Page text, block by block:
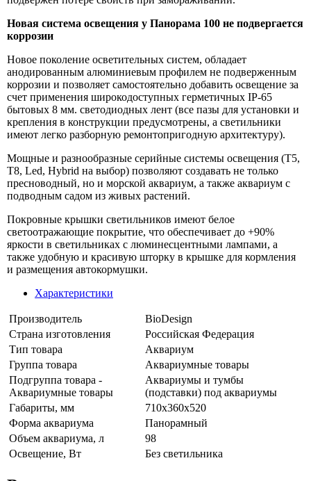
Новая система освещения у Панорама 100 не подвергается
коррозии
Новое поколение осветительных систем, обладает
анодированным алюминиевым профилем не подверженным
коррозии и позволяет самостоятельно добавить освещение за
счет применения широкодоступных герметичных IP-65
бытовых 8 мм. светодиодных лент (все пазы для установки и
крепления в конструкции предусмотрены, а светильники
имеют легко разборную ремонтопригодную архитектуру).
Мощные и разнообразные серийные системы освещения (T5,
T8, Led, Hybrid на выбор) позволяют создавать не только
пресноводный, но и морской аквариум, а также аквариум с
подводным садом из живых растений.
Покровные крышки светильников имеют белое
светоотражающие покрытие, что обеспечивает до +90%
яркости в светильниках с люминесцентными лампами, а
также удобную и красивую шторку в крышке для кормления
и размещения автокормушки.
Характеристики
Производитель
BioDesign
Страна изготовления
Российская Федерация
Тип товара
Аквариум
Группа товара
Аквариумные товары
Подгруппа товара -
Аквариумные товары
Аквариумы и тумбы
(подставки) под аквариумы
Габариты, мм
710х360х520
Форма аквариума
Панорамный
Объем аквариума, л
98
Освещение, Вт
Без светильника